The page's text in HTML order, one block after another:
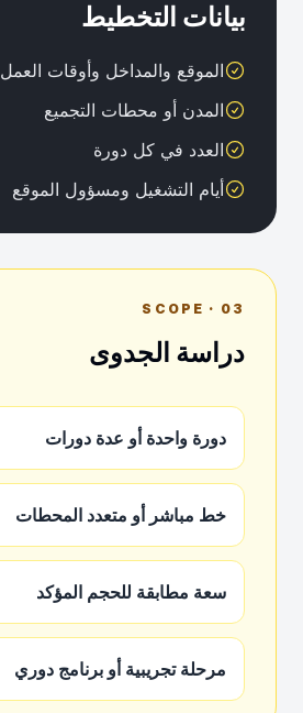
بيانات التخطيط
الموقع والمداخل وأوقات العمل
المدن أو محطات التجميع
العدد في كل دورة
أيام التشغيل ومسؤول الموقع
03 · SCOPE
دراسة الجدوى
دورة واحدة أو عدة دورات
خط مباشر أو متعدد المحطات
سعة مطابقة للحجم المؤكد
مرحلة تجريبية أو برنامج دوري